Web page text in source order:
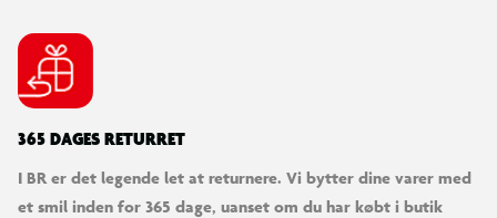
365 DAGES RETURRET
I BR er det legende let at returnere. Vi bytter dine varer med
et smil inden for 365 dage, uanset om du har købt i butik